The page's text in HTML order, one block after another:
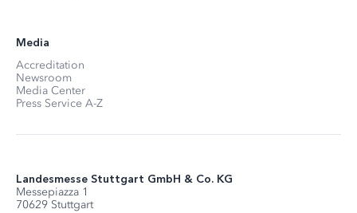
Media
Accreditation
Newsroom
Media Center
Press Service A-Z
Landesmesse Stuttgart GmbH & Co. KG
Messepiazza 1
70629 Stuttgart